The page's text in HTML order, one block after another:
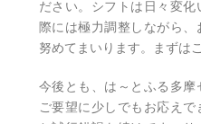
ださい。シフトは日々変
際には極力調整しながら
努めてまいります。まずは
今後とも、は～とふる多
ご要望に少しでもお応え